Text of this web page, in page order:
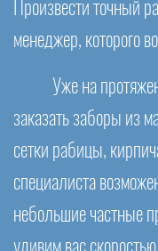
Произвести точный
менеджер, которого
Уже на
заказать заборы из
сетки рабицы,
специалиста
небольшие частные